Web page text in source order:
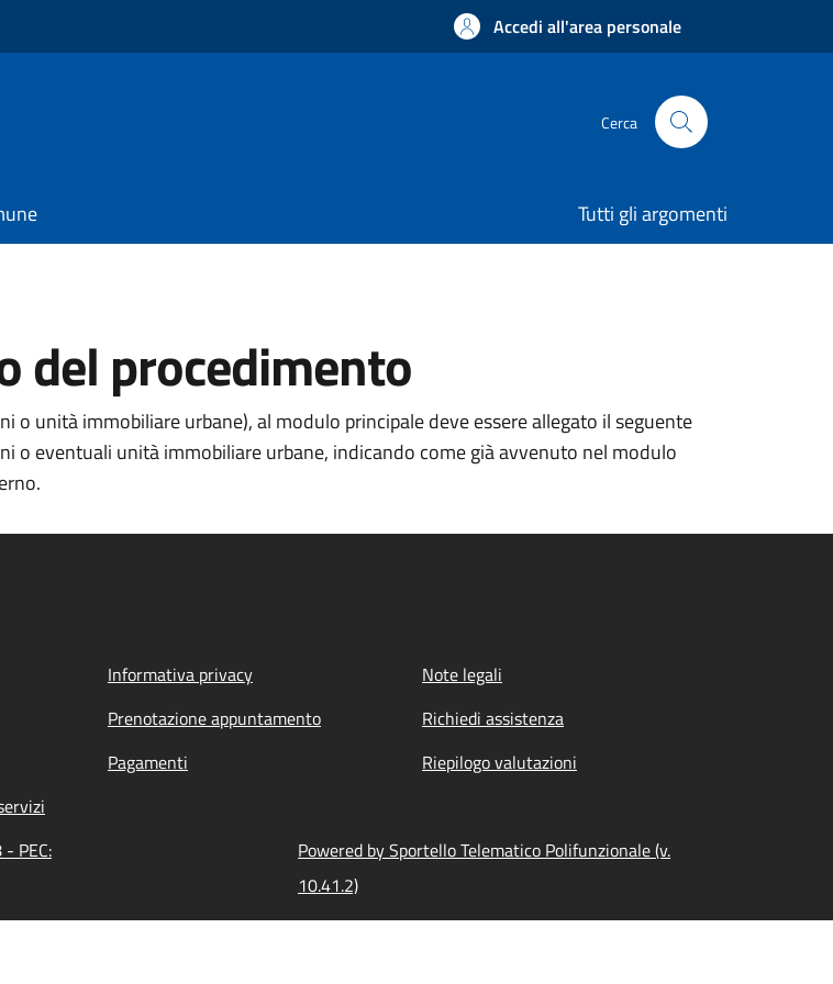
Accedi all'area personale
Cerca
Tutti gli argomenti
del procedimento
unità immobiliare urbane), al modulo principale deve essere allegato il seguente
eventuali unità immobiliare urbane, indicando come già avvenuto nel modulo
Informativa privacy
Note legali
Prenotazione appuntamento
Richiedi assistenza
Pagamenti
Riepilogo valutazioni
PEC:
Powered by Sportello Telematico Polifunzionale (v.
10.41.2)